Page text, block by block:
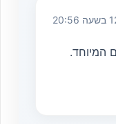
המיוחד.